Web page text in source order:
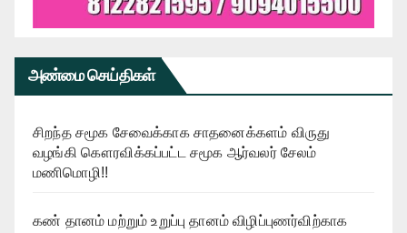
அண்மை செய்திகள்
சிறந்த சமூக சேவைக்காக சாதனைக்களம் விருது
வழங்கி கௌரவிக்கப்பட்ட சமூக ஆர்வலர் சேலம்
மணிமொழி!!
கண் தானம் மற்றும் உறுப்பு தானம் விழிப்புணர்விற்காக